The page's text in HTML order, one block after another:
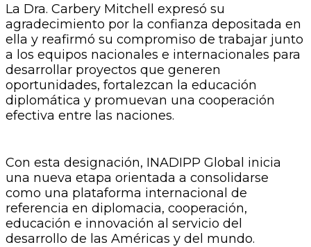
La Dra. Carbery Mitchell expresó su
agradecimiento por la confianza depositada en
ella y reafirmó su compromiso de trabajar junto
a los equipos nacionales e internacionales para
desarrollar proyectos que generen
oportunidades, fortalezcan la educación
diplomática y promuevan una cooperación
efectiva entre las naciones.
Con esta designación, INADIPP Global inicia
una nueva etapa orientada a consolidarse
como una plataforma internacional de
referencia en diplomacia, cooperación,
educación e innovación al servicio del
desarrollo de las Américas y del mundo.